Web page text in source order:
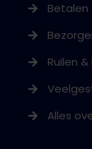
Betalen
Ruilen
Alles